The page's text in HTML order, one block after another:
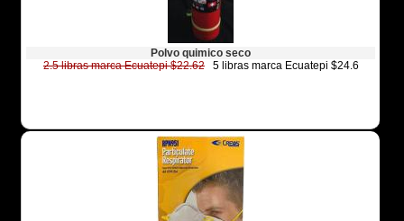
Polvo quimico seco
2.5 libras marca Ecuatepi $22.625 libras marca Ecuatepi $24.6